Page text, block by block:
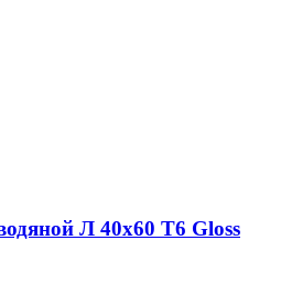
Л 40х60 Т6 Gloss